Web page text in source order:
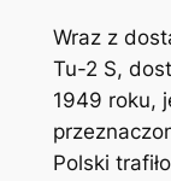
Wraz z
Tu-2 S,
1949 roku,
Polski